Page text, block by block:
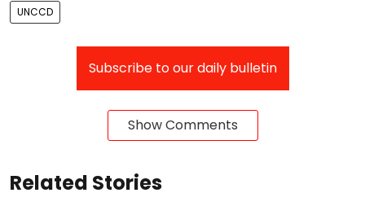
UNCCD
Subscribe to our daily bulletin
Show Comments
Related Stories